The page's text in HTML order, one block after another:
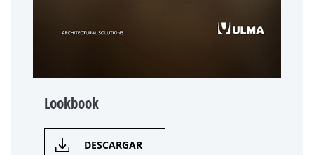
Lookbook
DESCARGAR